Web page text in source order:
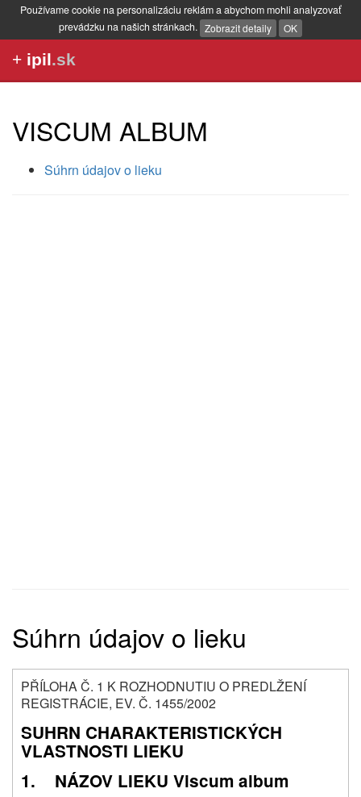
Používame cookie na personalizáciu reklám a abychom mohli analyzovať
prevádzku na našich stránkach. Zobrazit detaily OK
+ ipil.sk
VISCUM ALBUM
Súhrn údajov o lieku
Súhrn údajov o lieku
PŘÍLOHA Č. 1 K ROZHODNUTIU O PREDLŽENÍ
REGISTRÁCIE, EV. Č. 1455/2002
SUHRN CHARAKTERISTICKÝCH
VLASTNOSTI LIEKU
1. NÁZOV LIEKU Viscum album